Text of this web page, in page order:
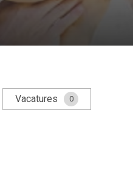
Vacatures 0